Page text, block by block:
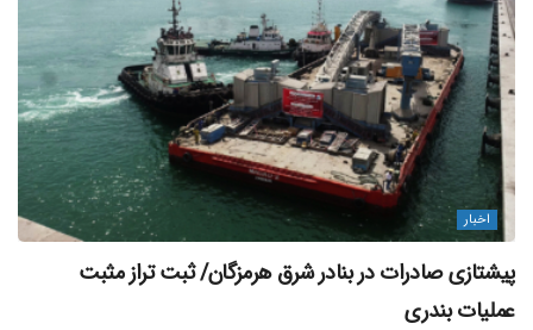
اخبار
پیشتازی صادرات در بنادر شرق هرمزگان/ ثبت تراز مثبت
عملیات بندری